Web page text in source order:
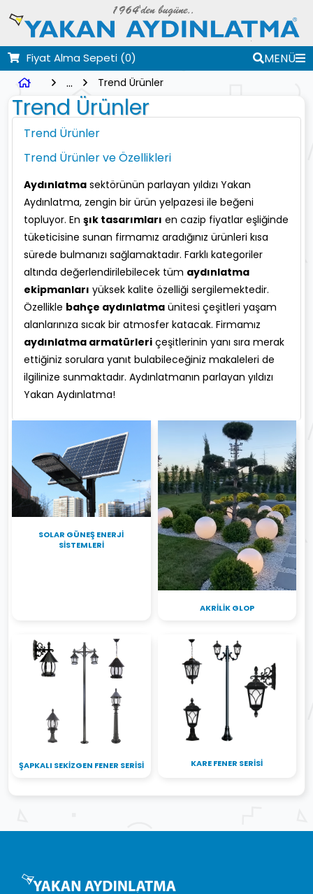
Fiyat Alma Sepeti (0)
MENÜ
...
Trend Ürünler
Trend Ürünler
Trend Ürünler
Trend Ürünler ve Özellikleri
Aydınlatma sektörünün parlayan yıldızı Yakan
Aydınlatma, zengin bir ürün yelpazesi ile beğeni
topluyor. Enşık tasarımları en cazip fiyatlar eşliğinde
tüketicisine sunan firmamız aradığınız ürünleri kısa
sürede bulmanızı sağlamaktadır. Farklı kategoriler
altında değerlendirilebilecek tüm aydınlatma
ekipmanları yüksek kalite özelliği sergilemektedir.
Özellikle bahçe aydınlatma ünitesi çeşitleri yaşam
alanlarınıza sıcak bir atmosfer katacak. Firmamız
aydınlatma armatürleri çeşitlerinin yanı sıra merak
ettiğiniz sorulara yanıt bulabileceğiniz makaleleri de
ilgilinize sunmaktadır. Aydınlatmanın parlayan yıldızı
Yakan Aydınlatma!
SOLAR GÜNEŞ ENERJI
SISTEMLERI
AKRILIK GLOP
ŞAPKALI SEKIZGEN FENER SERISI KARE FENER SERISI